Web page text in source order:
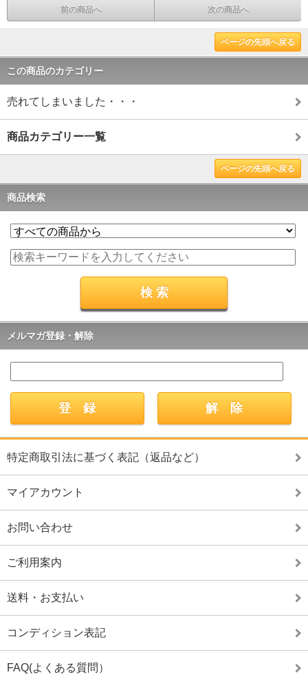
前の商品へ 次の商品へ
ページの先頭へ戻る
この商品のカテゴリー
売れてしまいました・・・
商品カテゴリー一覧
ページの先頭へ戻る
商品検索
メルマガ登録・解除
特定商取引法に基づく表記（返品など）
マイアカウント
お問い合わせ
ご利用案内
送料・お支払い
コンディション表記
FAQ(よくある質問）